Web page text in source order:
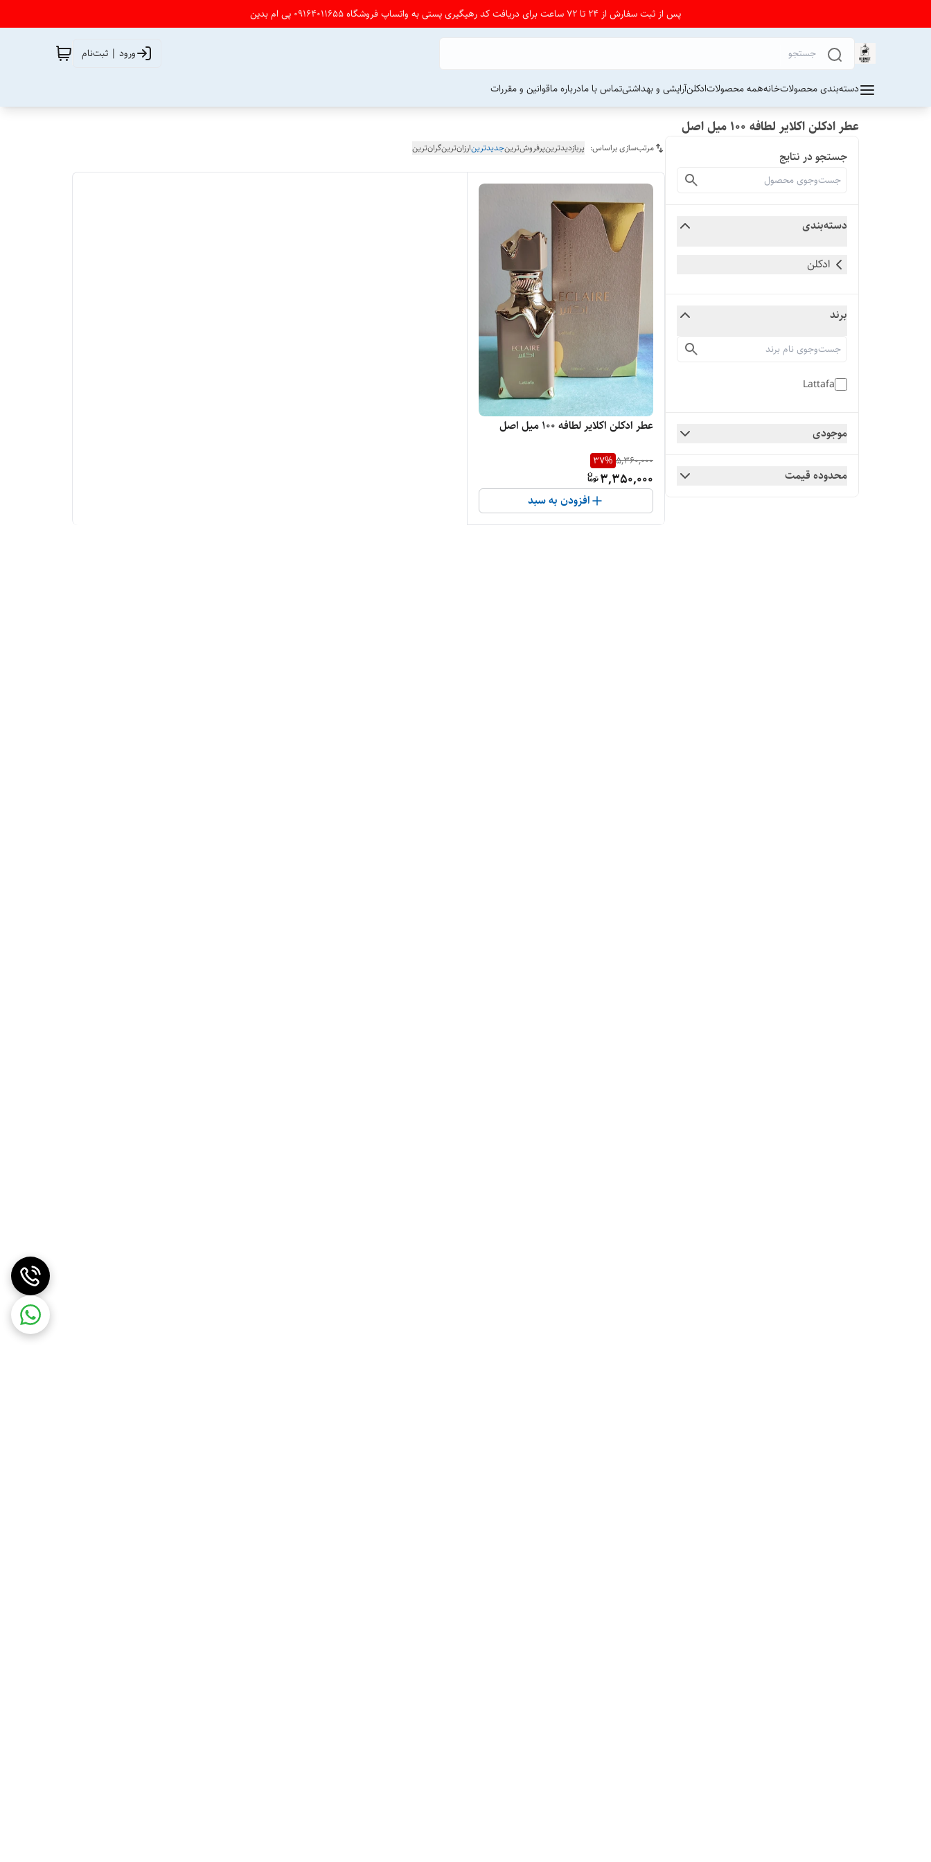
پس از ثبت سفارش از 24 تا 72 ساعت برای دریافت کد رهیگیری پستی به واتساپ فروشگاه 09164011655 پی ام بدین
ورود | ثبت‌نام
دسته‌بندی محصولاتخانههمه محصولاتادکلنآرایشی و بهداشتیتماس با مادرباره ماقوانین و مقررات
عطر ادکلن اکلایر لطافه ۱۰۰ میل اصل
جستجو در نتایج
دسته‌بندی
ادکلن
برند
Lattafa
موجودی
محدوده قیمت
مرتب‌سازی براساس: پربازدیدترینپرفروش‌ترینجدیدترینارزان‌ترینگران‌ترین
عطر ادکلن اکلایر لطافه ۱۰۰ میل اصل
5,360,000
37%
3,350,000
افزودن به سبد